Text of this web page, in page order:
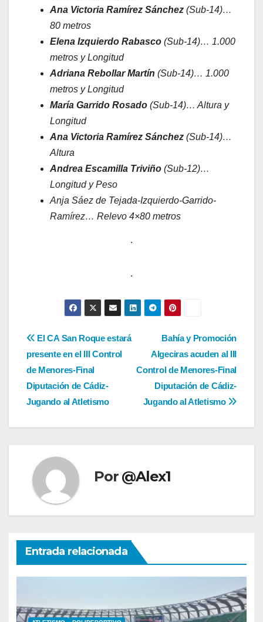
Ana Victoria Ramírez Sánchez (Sub-14)…
80 metros
Elena Izquierdo Rabasco (Sub-14)… 1.000
metros y Longitud
Adriana Rebollar Martín (Sub-14)… 1.000
metros y Longitud
María Garrido Rosado (Sub-14)… Altura y
Longitud
Ana Victoria Ramírez Sánchez (Sub-14)…
Altura
Andrea Escamilla Triviño (Sub-12)…
Longitud y Peso
Anja Sáez de Tejada-Izquierdo-Garrido-
Ramírez… Relevo 4×80 metros
.
.
Navegación
de
entradas
Bahía y Promoción
Algeciras acuden al III
Control de Menores-Final
Diputación de Cádiz-
Jugando al Atletismo
El CA San Roque estará
presente en el III Control
de Menores-Final
Diputación de Cádiz-
Jugando al Atletismo
Por @Alex1
Entrada relacionada